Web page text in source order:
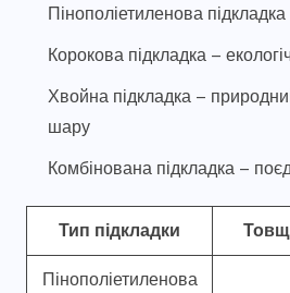
Пінополіетиленова
Корокова підкладка –
Хвойна підкладка –
шару
Комбінована підкладка –
Тип підкладки
Пінополіетиленова